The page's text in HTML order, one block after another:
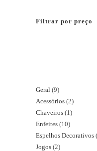
Filtrar por preço
Geral 9
Acessórios 2
Chaveiros 1
Enfeites 10
Espelhos Decorativos
Jogos 2